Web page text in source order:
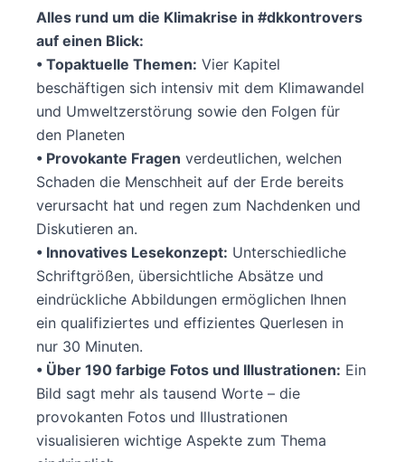
Alles rund um die Klimakrise in #dkkontrovers
auf einen Blick:
• Topaktuelle Themen: Vier Kapitel
beschäftigen sich intensiv mit dem Klimawandel
und Umweltzerstörung sowie den Folgen für
den Planeten
• Provokante Fragen verdeutlichen, welchen
Schaden die Menschheit auf der Erde bereits
verursacht hat und regen zum Nachdenken und
Diskutieren an.
• Innovatives Lesekonzept: Unterschiedliche
Schriftgrößen, übersichtliche Absätze und
eindrückliche Abbildungen ermöglichen Ihnen
ein qualifiziertes und effizientes Querlesen in
nur 30 Minuten.
• Über 190 farbige Fotos und Illustrationen: Ein
Bild sagt mehr als tausend Worte – die
provokanten Fotos und Illustrationen
visualisieren wichtige Aspekte zum Thema